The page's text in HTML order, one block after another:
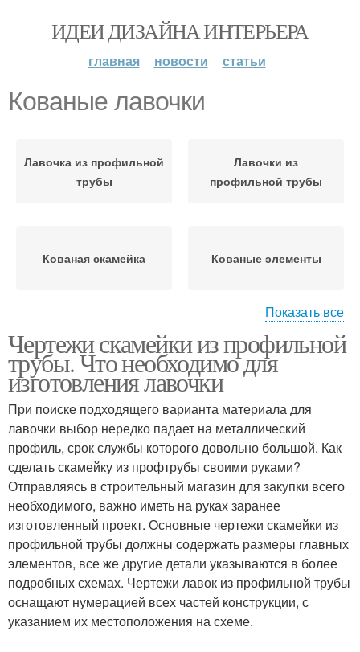
ИДЕИ ДИЗАЙНА ИНТЕРЬЕРА
главная новости статьи
Кованые лавочки
Лавочка из профильной
трубы
Лавочки из
профильной трубы
Кованая скамейка Кованые элементы
Кованые изделия
Показать все
Чертежи скамейки из профильной
трубы. Что необходимо для
изготовления лавочки
При поиске подходящего варианта материала для
лавочки выбор нередко падает на металлический
профиль, срок службы которого довольно большой. Как
сделать скамейку из профтрубы своими руками?
Отправляясь в строительный магазин для закупки всего
необходимого, важно иметь на руках заранее
изготовленный проект. Основные чертежи скамейки из
профильной трубы должны содержать размеры главных
элементов, все же другие детали указываются в более
подробных схемах. Чертежи лавок из профильной трубы
оснащают нумерацией всех частей конструкции, с
указанием их местоположения на схеме.